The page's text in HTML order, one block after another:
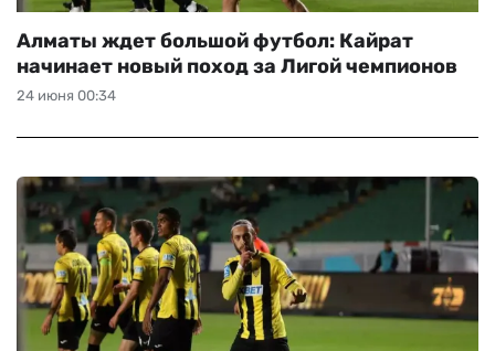
ФУТЗАЛ
ВЕЛОСПОРТ
ЧМ-2026
ДРУГИЕ
БУКМЕКЕРЫ
24 июня 00:34
Алматы ждет большой футбол: Кайрат
начинает новый поход за Лигой чемпионов